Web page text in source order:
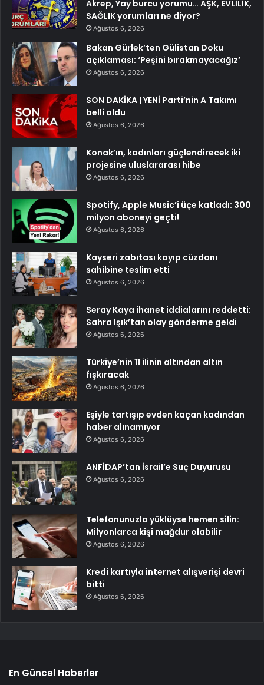
Akrep, Yay burcu yorumu… AŞK, EVLİLİK,
SAĞLIK yorumları ne diyor?
Ağustos 6, 2026
Bakan Gürlek’ten Gülistan Doku
açıklaması: ‘Peşini bırakmayacağız’
Ağustos 6, 2026
SON DAKİKA | YENİ Parti’nin A Takımı
belli oldu
Ağustos 6, 2026
Konak’ın, kadınları güçlendirecek iki
projesine uluslararası hibe
Ağustos 6, 2026
Spotify, Apple Music’i üçe katladı: 300
milyon aboneyi geçti!
Ağustos 6, 2026
Kayseri zabıtası kayıp cüzdanı
sahibine teslim etti
Ağustos 6, 2026
Seray Kaya ihanet iddialarını reddetti:
Sahra Işık’tan olay gönderme geldi
Ağustos 6, 2026
Türkiye’nin 11 ilinin altından altın
fışkıracak
Ağustos 6, 2026
Eşiyle tartışıp evden kaçan kadından
haber alınamıyor
Ağustos 6, 2026
ANFİDAP’tan İsrail’e Suç Duyurusu
Ağustos 6, 2026
Telefonunuzla yüklüyse hemen silin:
Milyonlarca kişi mağdur olabilir
Ağustos 6, 2026
Kredi kartıyla internet alışverişi devri
bitti
Ağustos 6, 2026
En Güncel Haberler